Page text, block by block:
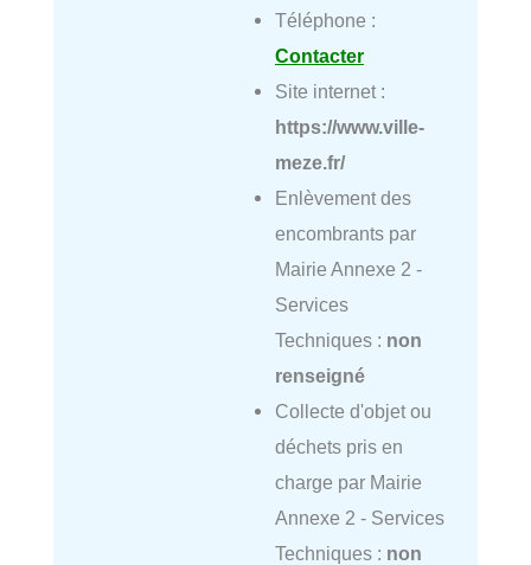
Téléphone :
Contacter
Site internet :
https://www.ville-
meze.fr/
Enlèvement des
encombrants par
Mairie Annexe 2 -
Services
Techniques : non
renseigné
Collecte d'objet ou
déchets pris en
charge par Mairie
Annexe 2 - Services
Techniques : non